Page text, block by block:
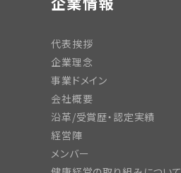
代表挨拶
企業理念
事業ドメイン
会社概要
沿革/受賞歴・認定実績
経営陣
メンバー